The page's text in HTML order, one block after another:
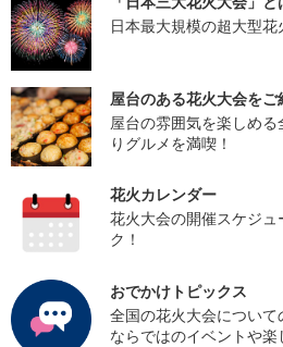
日本最大規模の超大型花
屋台のある花火大会をご
屋台の雰囲気を楽しめ
りグルメを満喫！
花火カレンダー
花火大会の開催スケジ
ク！
おでかけトピックス
全国の花火大会につい
ならではのイベントや